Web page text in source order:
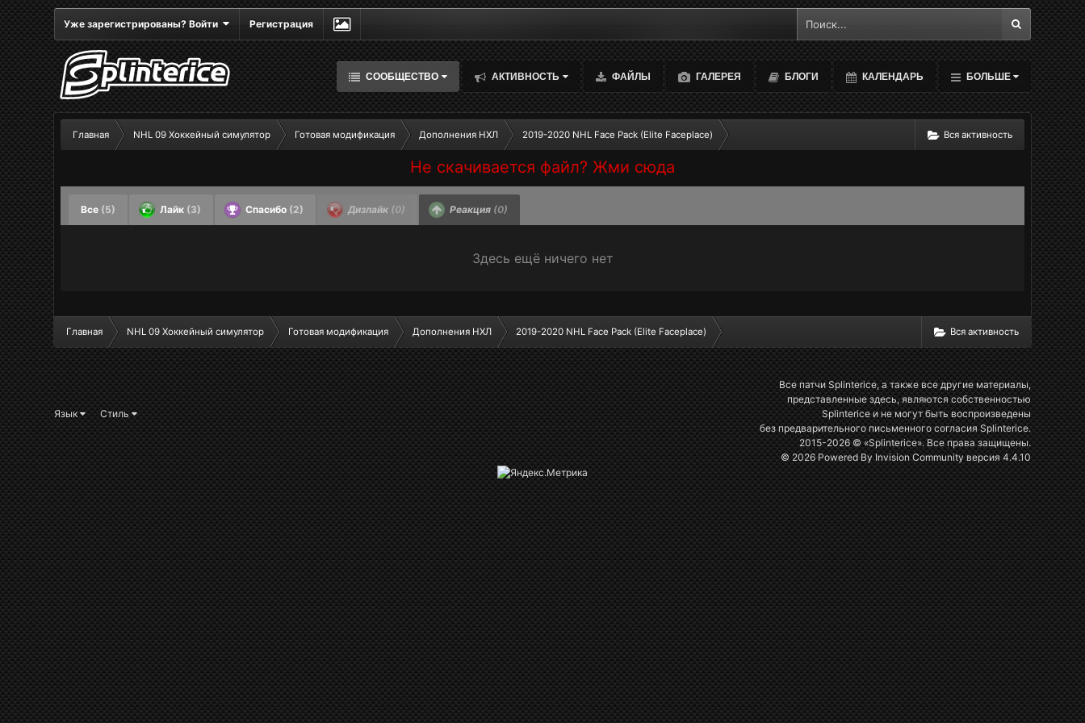
Уже зарегистрированы? Войти Регистрация
СООБЩЕСТВО АКТИВНОСТЬ ФАЙЛЫ ГАЛЕРЕЯ БЛОГИ КАЛЕНДАРЬ БОЛЬШЕ
Вся активность
Главная NHL 09 Хоккейный симулятор Готовая модификация Дополнения НХЛ 2019-2020 NHL Face Pack (Elite Faceplace)
Не скачивается файл? Жми сюда
Все (5) Лайк (3) Спасибо (2) Дизлайк (0) Реакция (0)
Здесь ещё ничего нет
Вся активность
Главная NHL 09 Хоккейный симулятор Готовая модификация Дополнения НХЛ 2019-2020 NHL Face Pack (Elite Faceplace)
Язык Стиль
Все патчи Splinterice, а также все другие материалы,
представленные здесь, являются собственностью
Splinterice и не могут быть воспроизведены
без предварительного письменного согласия Splinterice.
2015-2026 © «Splinterice». Все права защищены.
© 2026 Powered ByInvision Community версия 4.4.10